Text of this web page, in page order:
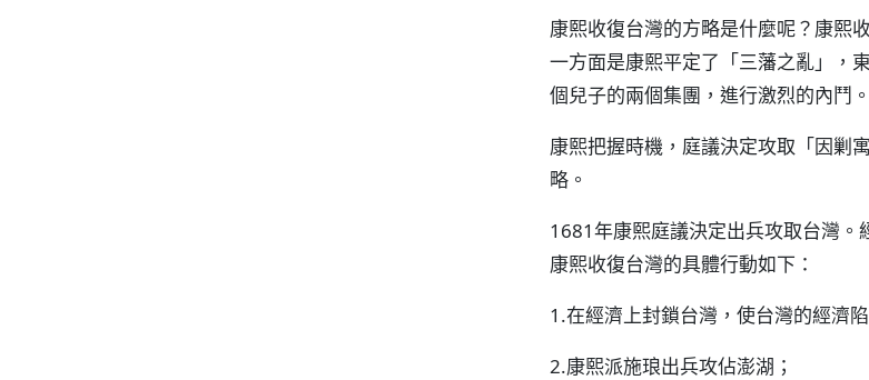
康熙收復台灣的方略是什麼呢？康熙
一方面是康熙平定了「三藩之亂」，
個兒子的兩個集團，進行激烈的內鬥。
康熙把握時機，庭議決定攻取「因剿
略。
1681年康熙庭議決定出兵攻取台灣。
康熙收復台灣的具體行動如下：
1.在經濟上封鎖台灣，使台灣的經濟陷
2.康熙派施琅出兵攻佔澎湖；